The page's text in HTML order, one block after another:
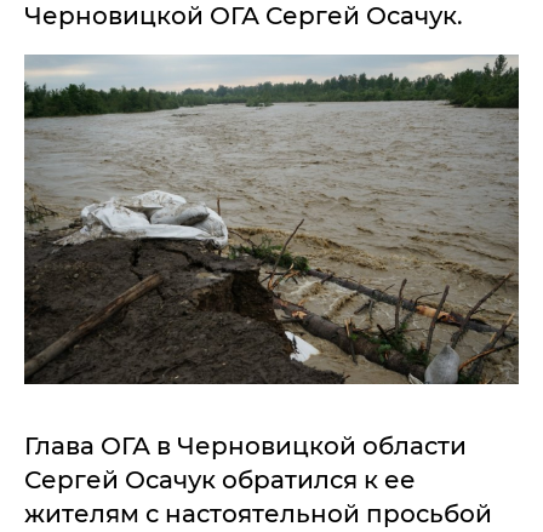
Черновицкой ОГА Сергей Осачук.
Глава ОГА в Черновицкой области
Сергей Осачук обратился к ее
жителям с настоятельной просьбой